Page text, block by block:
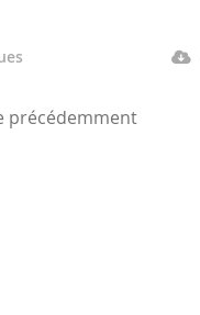
précédemment